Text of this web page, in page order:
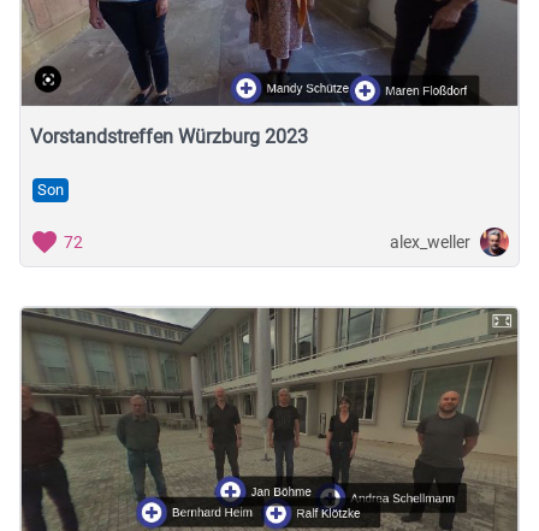
Vorstandstreffen Würzburg 2023
Son
72 alex_weller